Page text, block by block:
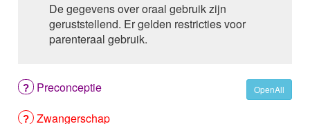
ALENDRONAAT / VITAMINE D3 / CACO3
ALFA-1-PROTEINASEREMMER humaan
ALFENTANYL HCl
ALGELDRAAT / MAGNESIUM HYDROXYDE
ALGINAAT Na / Na BICARBONAAT / CALCIUM
De gegevens over oraal gebruik zijn
geruststellend. Er gelden restricties voor
parenteraal gebruik.
OpenAll
Preconceptie
Zwangerschap